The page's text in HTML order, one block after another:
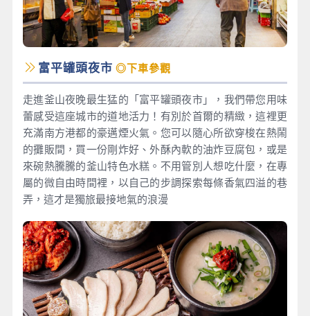
富平罐頭夜市 ◎下車參觀
走進釜山夜晚最生猛的「富平罐頭夜市」，我們帶您用味
蕾感受這座城市的道地活力！有別於首爾的精緻，這裡更
充滿南方港都的豪邁煙火氣。您可以隨心所欲穿梭在熱鬧
的攤販間，買一份剛炸好、外酥內軟的油炸豆腐包，或是
來碗熱騰騰的釜山特色水糕。不用管別人想吃什麼，在專
屬的微自由時間裡，以自己的步調探索每條香氣四溢的巷
弄，這才是獨旅最接地氣的浪漫